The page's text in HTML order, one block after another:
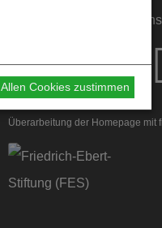
Informationsstelle
Überarbeitung der Homepage mit
Allen Cookies zustimmen